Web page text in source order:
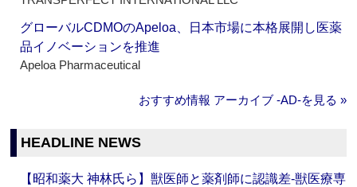
グローバルCDMOのApeloa、日本市場に本格展開し医薬
品イノベーションを推進
Apeloa Pharmaceutical
おすすめ情報 アーカイブ ‐AD‐を見る »
HEADLINE NEWS
【昭和薬大 神林氏ら】獣医師と薬剤師に認識差‐獣医療専